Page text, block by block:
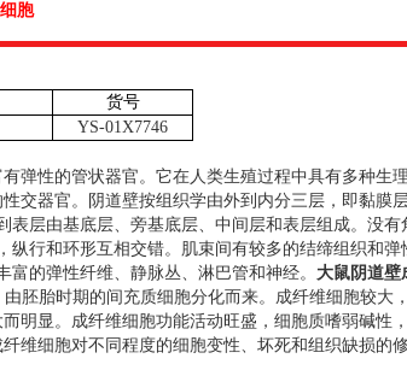
胞
货号
YS-01X7746
弹性的管状器官。它在人类生殖过程中具有多种生
交器官。阴道壁按组织学由外到内分三层，即黏膜
层由基底层、旁基底层、中间层和表层组成。没有
纵行和环形互相交错。肌束间有较多的结缔组织和弹
的弹性纤维、静脉丛、淋巴管和神经。 大鼠阴道壁
胚胎时期的间充质细胞分化而来。成纤维细胞较大
明显。成纤维细胞功能活动旺盛，细胞质嗜弱碱性
维细胞对不同程度的细胞变性、坏死和组织缺损的